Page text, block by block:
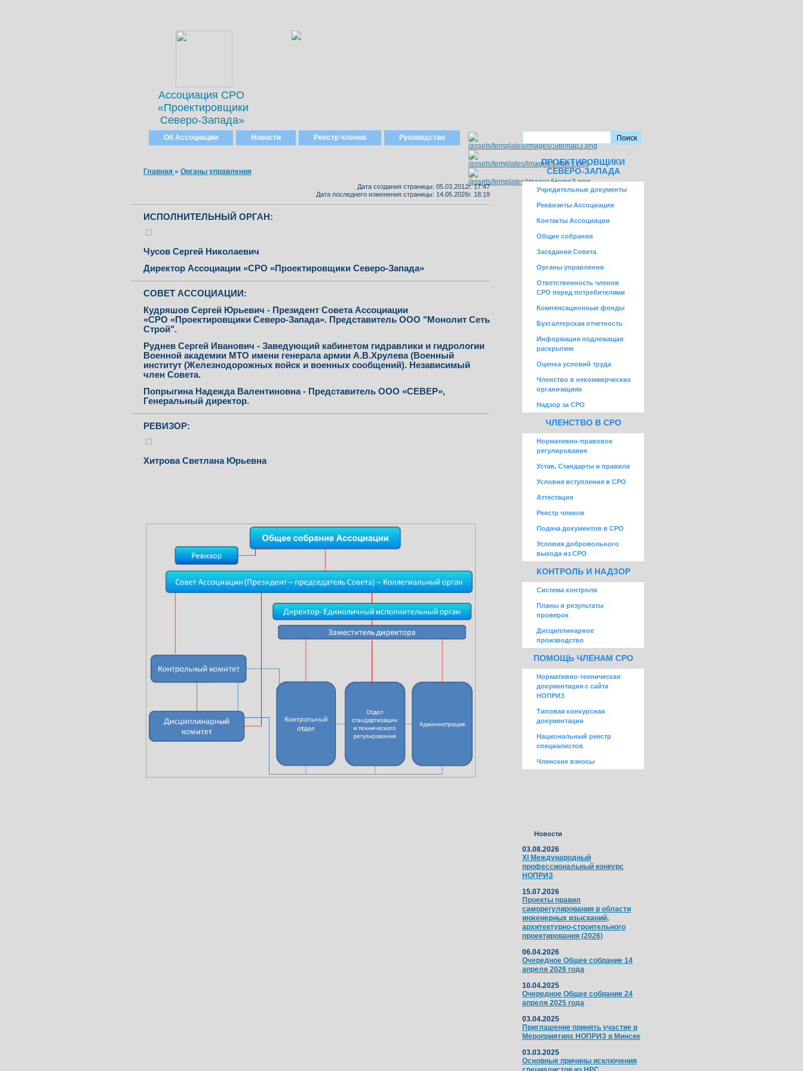
Ассоциация СРО
«Проектировщики
Северо-Запада»
Об Ассоциации Новости Реестр членов Руководство
Главная » Органы управления
Дата создания страницы: 05.03.2012г. 17:47
Дата последнего изменения страницы: 14.05.2026г. 18:19
ИСПОЛНИТЕЛЬНЫЙ ОРГАН:
Чусов Сергей Николаевич
Директор Ассоциации «СРО «Проектировщики Северо-Запада»
CОВЕТ АССОЦИАЦИИ:
Кудряшов Сергей Юрьевич - Президент Совета Ассоциации
«СРО «Проектировщики Северо-Запада». Представитель ООО "Монолит Сеть
Строй".
Руднев Сергей Иванович - Заведующий кабинетом гидравлики и гидрологии
Военной академии МТО имени генерала армии А.В.Хрулева (Военный
институт (Железнодорожных войск и военных сообщений). Независимый
член Совета.
Попрыгина Надежда Валентиновна - Представитель ООО «СЕВЕР»,
Генеральный директор.
РЕВИЗОР:
Хитрова Светлана Юрьевна
ПРОЕКТИРОВЩИКИ
СЕВЕРО-ЗАПАДА
Учредительные документы
Реквизиты Ассоциации
Контакты Ассоциации
Общие собрания
Заседания Совета
Органы управления
Ответственность членов
СРО перед потребителями
Компенсационные фонды
Бухгалтерская отчетность
Информация подлежащая
раскрытию
Оценка условий труда
Членство в некоммерческих
организациях
Надзор за СРО
ЧЛЕНСТВО В СРО
Нормативно-правовое
регулирование
Устав, Стандарты и правила
Условия вступления в СРО
Аттестация
Реестр членов
Подача документов в СРО
Условия добровольного
выхода из СРО
КОНТРОЛЬ И НАДЗОР
Система контроля
Планы и результаты
проверок
Дисциплинарное
производство
ПОМОЩЬ ЧЛЕНАМ СРО
Нормативно-техническая
документация с сайта
НОПРИЗ
Типовая конкурсная
документация
Национальный реестр
специалистов
Членские взносы
Новости
03.08.2026
XI Международный
профессиональный конкурс
НОПРИЗ
15.07.2026
Проекты правил
саморегулирования в области
инженерных изысканий,
архитектурно-строительного
проектирования (2026)
06.04.2026
Очередное Общее собрание 14
апреля 2026 года
10.04.2025
Очередное Общее собрание 24
апреля 2025 года
03.04.2025
Приглашение принять участие в
Мероприятиях НОПРИЗ в Минске
03.03.2025
Основные причины исключения